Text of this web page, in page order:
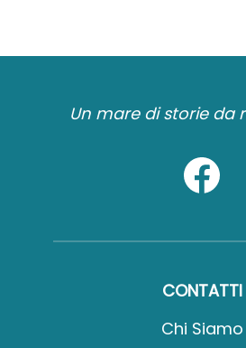
Un mare di storie da
CONTATTI
Chi Siamo